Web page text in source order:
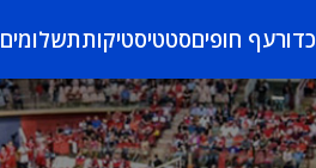
כדורעף חופיםסטטיסטיקותתשלומים